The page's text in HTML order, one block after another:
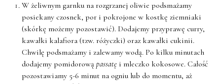
W żeliwnym garnku na rozgrzanej oliwie podsmażamy
posiekany czosnek, por i pokrojone w kostkę ziemniaki
(skórkę możemy pozostawić). Dodajemy przyprawę curry,
kawałki kalafiora (tzw. różyczki) oraz kawałki cukinii.
Chwilę podsmażamy i zalewamy wodą. Po kilku minutach
dodajemy pomidorową passatę i mleczko kokosowe. Całość
pozostawiamy 5-6 minut na ogniu lub do momentu, aż